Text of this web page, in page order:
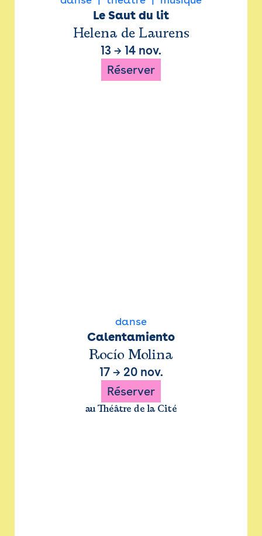
Le Saut du lit
Helena de Laurens
13 → 14 nov.
Réserver
danse
Calentamiento
Rocío Molina
17→ 20 nov.
Réserver
au Théâtre de la Cité